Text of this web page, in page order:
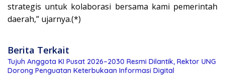
strategis untuk kolaborasi bersama kami pemerintah
daerah,” ujarnya.(*)
Berita Terkait
Tujuh Anggota KI Pusat 2026–2030 Resmi Dilantik, Rektor UNG
Dorong Penguatan Keterbukaan Informasi Digital